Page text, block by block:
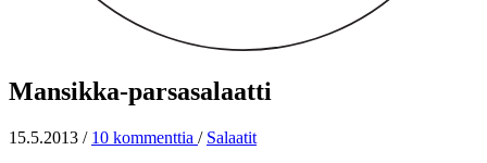
Mansikka-parsasalaatti
15.5.2013 / 10 kommenttia / Salaatit